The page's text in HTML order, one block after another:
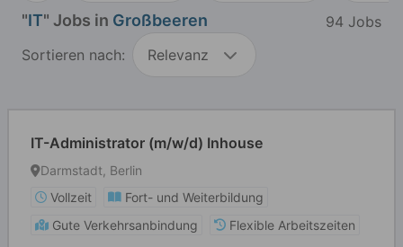
"IT" Jobs in Großbeeren
94 Jobs
Sortieren nach:
Relevanz
IT-Administrator (m/w/d) Inhouse
Darmstadt, Berlin
Vollzeit
Fort- und Weiterbildung
Gute Verkehrsanbindung
Flexible Arbeitszeiten